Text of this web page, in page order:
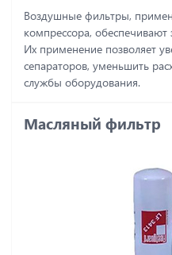
Воздушные фильтры,
компрессора,
Их применение позволяет
сепараторов, уменьшить
службы оборудования.
Масляный фильтр